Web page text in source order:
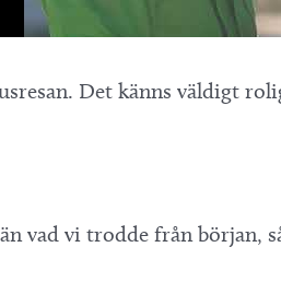
Det känns väldigt
vad vi trodde från början,